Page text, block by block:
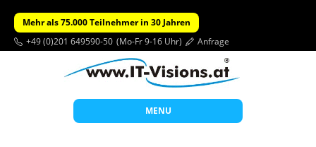
Mehr als 75.000 Teilnehmer in 30 Jahren
+49 (0)201 649590-50 (Mo-Fr 9-16 Uhr) Anfrage
MENU